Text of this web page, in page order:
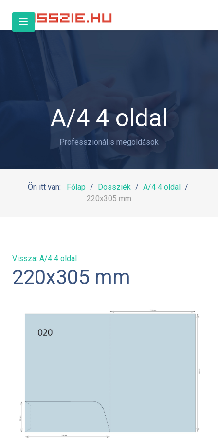
A/4 4 oldal
Professzionális megoldások
Ön itt van: Főlap Dossziék
A/4 4 oldal
220x305 mm
Vissza: A/4 4 oldal
220x305 mm